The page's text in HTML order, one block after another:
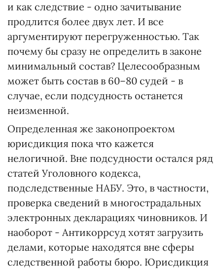
и как следствие - одно зачитывание
продлится более двух лет. И все
аргументируют перегруженностью. Так
почему бы сразу не определить в законе
минимальный состав? Целесообразным
может быть состав в 60–80 судей - в
случае, если подсудность останется
неизменной.
Определенная же законопроектом
юрисдикция пока что кажется
нелогичной. Вне подсудности остался ряд
статей Уголовного кодекса,
подследственные НАБУ. Это, в частности,
проверка сведений в многострадальных
электронных декларациях чиновников. И
наоборот - Антикоррсуд хотят загрузить
делами, которые находятся вне сферы
следственной работы бюро. Юрисдикция